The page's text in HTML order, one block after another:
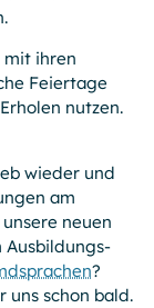
mit ihren
Feiertage
nutzen.
wieder und
am
neuen
Ausbildungs­
?
uns schon bald.
Berlin
zur